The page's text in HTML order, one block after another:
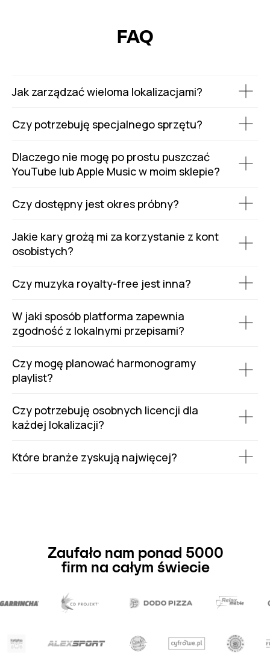
FAQ
Jak zarządzać wieloma lokalizacjami?
Czy potrzebuję specjalnego sprzętu?
Dlaczego nie mogę po prostu puszczać
YouTube lub Apple Music w moim sklepie?
Czy dostępny jest okres próbny?
Jakie kary grożą mi za korzystanie z kont
osobistych?
Czy muzyka royalty-free jest inna?
W jaki sposób platforma zapewnia
zgodność z lokalnymi przepisami?
Czy mogę planować harmonogramy
playlist?
Czy potrzebuję osobnych licencji dla
każdej lokalizacji?
Które branże zyskują najwięcej?
Zaufało nam ponad 5000
firm na całym świecie